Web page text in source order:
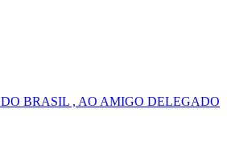
BRASIL , AO AMIGO DELEGADO